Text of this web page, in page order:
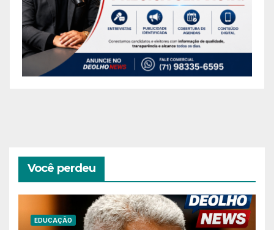
Você perdeu
EDUCAÇÃO